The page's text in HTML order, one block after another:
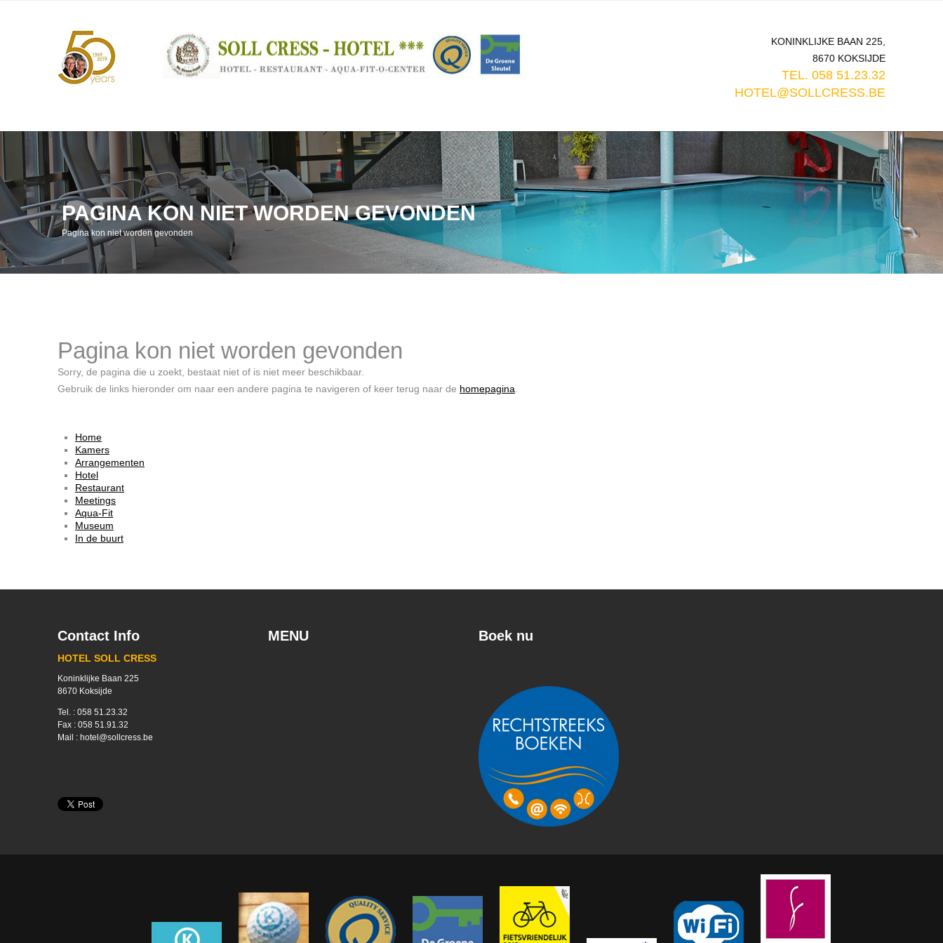
KONINKLIJKE BAAN 225,
8670 KOKSIJDE
TEL. 058 51.23.32
HOTEL@SOLLCRESS.BE
PAGINA KON NIET WORDEN GEVONDEN
Pagina kon niet worden gevonden
Pagina kon niet worden gevonden
Sorry, de pagina die u zoekt, bestaat niet of is niet meer beschikbaar.
Gebruik de links hieronder om naar een andere pagina te navigeren of keer terug naar de homepagina
Home
Kamers
Arrangementen
Hotel
Restaurant
Meetings
Aqua-Fit
Museum
In de buurt
Contact Info
HOTEL SOLL CRESS
Koninklijke Baan 225
8670 Koksijde
Tel. : 058 51.23.32
Fax : 058 51.91.32
Mail : hotel@sollcress.be
MENU Boek nu